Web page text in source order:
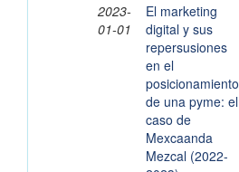
2023-
01-01
El marketing
digital y sus
repersusiones
en el
posicionamiento
de una pyme: el
caso de
Mexcaanda
Mezcal (2022-